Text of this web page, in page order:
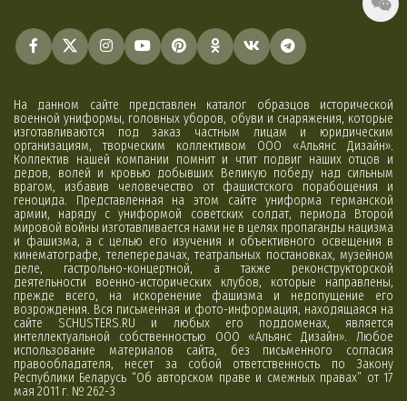
На данном сайте представлен каталог образцов исторической
военной униформы, головных уборов, обуви и снаряжения, которые
изготавливаются под заказ частным лицам и юридическим
организациям, творческим коллективом ООО «Альянс Дизайн».
Коллектив нашей компании помнит и чтит подвиг наших отцов и
дедов, волей и кровью добывших Великую победу над сильным
врагом, избавив человечество от фашистского порабощения и
геноцида. Представленная на этом сайте униформа германской
армии, наряду с униформой советских солдат, периода Второй
мировой войны изготавливается нами не в целях пропаганды нацизма
и фашизма, а с целью его изучения и объективного освещения в
кинематографе, телепередачах, театральных постановках, музейном
деле, гастрольно-концертной, а также реконструкторской
деятельности военно-исторических клубов, которые направлены,
прежде всего, на искоренение фашизма и недопущение его
возрождения. Вся письменная и фото-информация, находящаяся на
сайте SCHUSTERS.RU и любых его поддоменах, является
интеллектуальной собственностью ООО «Альянс Дизайн». Любое
использование материалов сайта, без письменного согласия
правообладателя, несет за собой ответственность по Закону
Республики Беларусь “Об авторском праве и смежных правах” от 17
мая 2011 г. № 262-З